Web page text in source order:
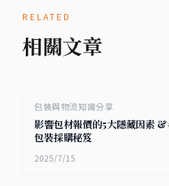
RELATED
相關文章
包裝與物流知識分享
影響包材報價的5大隱藏因素
包裝採購秘笈
2025/7/15